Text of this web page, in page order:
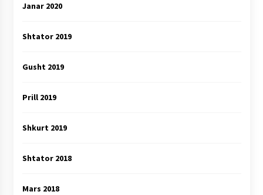
Janar 2020
Shtator 2019
Gusht 2019
Prill 2019
Shkurt 2019
Shtator 2018
Mars 2018